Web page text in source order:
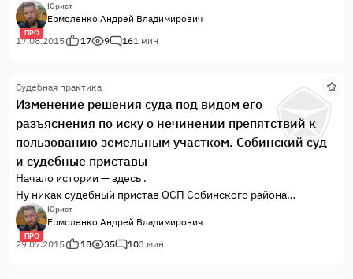
существует возможность сэкономить на земельном налоге
(десятки, а то и сотни тысяч рублей), уменьшив в судебном
порядке установленную государством кадастровую
ПРО
Юрист
Ермоленко Андрей Владимирович
17.08.2015
17 9 161 мин
Судебная практика
Изменение решения суда под видом его
разъяснения по иску о нечинении препятствий к
пользованию земельным участком. Собинский суд
и судебные приставы
Начало истории — здесь .
Ну никак судебный пристав ОСП Собинского района
Владимирской области не хотела ссорится со своими
односельчанами-должниками, никак не хотела исполнитель
решение суда в пользу взыскателя — нашей
ПРО
Юрист
Ермоленко Андрей Владимирович
29.07.2015
18 35 103 мин